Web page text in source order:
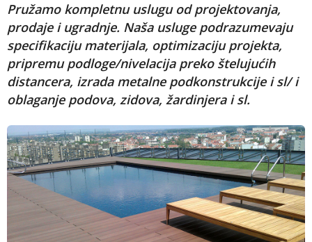
Pružamo kompletnu uslugu od projektovanja,
prodaje i ugradnje. Naša usluge podrazumevaju
specifikaciju materijala, optimizaciju projekta,
pripremu podloge/nivelacija preko štelujućih
distancera, izrada metalne podkonstrukcije i sl/ i
oblaganje podova, zidova, žardinjera i sl.